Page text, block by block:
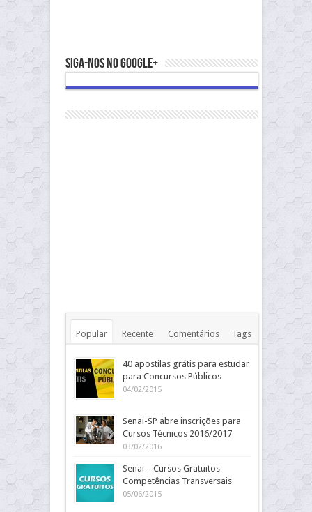
Siga-nos no Google+
Popular Recente Comentários Tags
40 apostilas grátis para estudar
para Concursos Públicos
04/02/2015
Senai-SP abre inscrições para
Cursos Técnicos 2016/2017
03/02/2016
Senai – Cursos Gratuitos
Competências Transversais
05/06/2015